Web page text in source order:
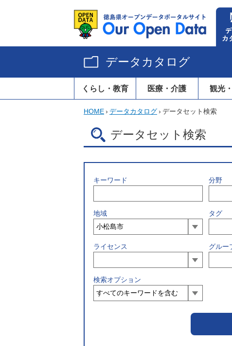
データカタログ
くらし・教育 医療・介護 観光
HOME› データカタログ› データセット検索
データセット検索
キーワード 分野
地域 タグ
ライセンス グルー
検索オプション